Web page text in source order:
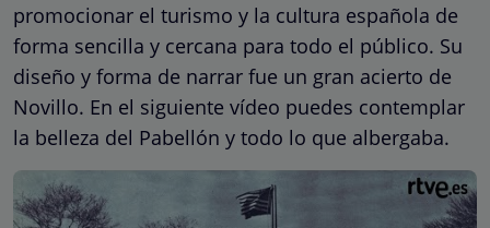
promocionar el turismo y la cultura española de
forma sencilla y cercana para todo el público. Su
diseño y forma de narrar fue un gran acierto de
Novillo. En el siguiente vídeo puedes contemplar
la belleza del Pabellón y todo lo que albergaba.